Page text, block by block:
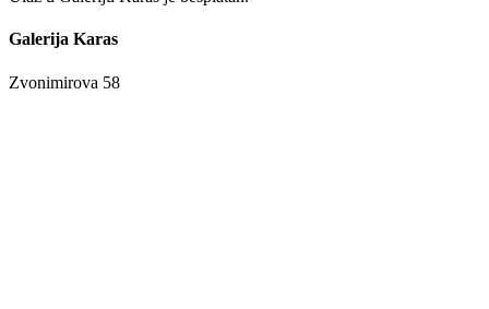
Galerija Karas
Zvonimirova 58